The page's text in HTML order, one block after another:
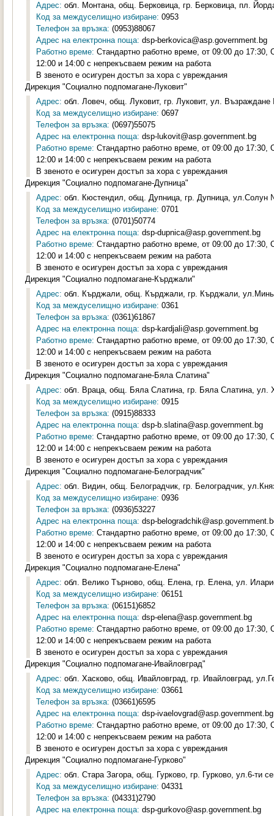
Адрес: обл. Монтана, общ. Берковица, гр. Берковица, пл.
Код за междуселищно избиране: 0953
Телефон за връзка: (0953)88067
Адрес на електронна поща: dsp-berkovica@asp.government.bg
Работно време: Стандартно работно време, от 09:00 до
12:00 и 14:00 с непрекъсваем режим на работа
В звеното е осигурен достъп за хора с увреждания
Дирекция "Социално подпомагане-Луковит"
Адрес: обл. Ловеч, общ. Луковит, гр. Луковит, ул.
Код за междуселищно избиране: 0697
Телефон за връзка: (0697)55075
Адрес на електронна поща: dsp-lukovit@asp.government.bg
Работно време: Стандартно работно време, от 09:00 до
12:00 и 14:00 с непрекъсваем режим на работа
В звеното е осигурен достъп за хора с увреждания
Дирекция "Социално подпомагане-Дупница"
Адрес: обл. Кюстендил, общ. Дупница, гр. Дупница, ул.Солун
Код за междуселищно избиране: 0701
Телефон за връзка: (0701)50774
Адрес на електронна поща: dsp-dupnica@asp.government.bg
Работно време: Стандартно работно време, от 09:00 до
12:00 и 14:00 с непрекъсваем режим на работа
В звеното е осигурен достъп за хора с увреждания
Дирекция "Социално подпомагане-Кърджали"
Адрес: обл. Кърджали, общ. Кърджали, гр. Кърджали,
Код за междуселищно избиране: 0361
Телефон за връзка: (0361)61867
Адрес на електронна поща: dsp-kardjali@asp.government.bg
Работно време: Стандартно работно време, от 09:00 до
12:00 и 14:00 с непрекъсваем режим на работа
В звеното е осигурен достъп за хора с увреждания
Дирекция "Социално подпомагане-Бяла Слатина"
Адрес: обл. Враца, общ. Бяла Слатина, гр. Бяла Слатина,
Код за междуселищно избиране: 0915
Телефон за връзка: (0915)88333
Адрес на електронна поща: dsp-b.slatina@asp.government.bg
Работно време: Стандартно работно време, от 09:00 до
12:00 и 14:00 с непрекъсваем режим на работа
В звеното е осигурен достъп за хора с увреждания
Дирекция "Социално подпомагане-Белоградчик"
Адрес: обл. Видин, общ. Белоградчик, гр. Белоградчик,
Код за междуселищно избиране: 0936
Телефон за връзка: (0936)53227
Адрес на електронна поща: dsp-
Работно време: Стандартно работно време, от 09:00 до
12:00 и 14:00 с непрекъсваем режим на работа
В звеното е осигурен достъп за хора с увреждания
Дирекция "Социално подпомагане-Елена"
Адрес: обл. Велико Търново, общ. Елена, гр. Елена, ул.
Код за междуселищно избиране: 06151
Телефон за връзка: (06151)6852
Адрес на електронна поща: dsp-elena@asp.government.bg
Работно време: Стандартно работно време, от 09:00 до
12:00 и 14:00 с непрекъсваем режим на работа
В звеното е осигурен достъп за хора с увреждания
Дирекция "Социално подпомагане-Ивайловград"
Адрес: обл. Хасково, общ. Ивайловград, гр. Ивайловград,
Код за междуселищно избиране: 03661
Телефон за връзка: (03661)6595
Адрес на електронна поща: dsp-ivaelovgrad@asp.government.bg
Работно време: Стандартно работно време, от 09:00 до
12:00 и 14:00 с непрекъсваем режим на работа
В звеното е осигурен достъп за хора с увреждания
Дирекция "Социално подпомагане-Гурково"
Адрес: обл. Стара Загора, общ. Гурково, гр. Гурково, ул.6-ти
Код за междуселищно избиране: 04331
Телефон за връзка: (04331)2790
Адрес на електронна поща: dsp-gurkovo@asp.government.bg